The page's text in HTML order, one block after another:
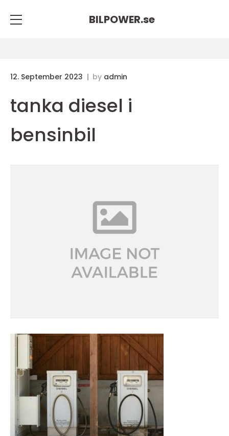
BILPOWER.se
12. September 2023 by admin
tanka diesel i
bensinbil